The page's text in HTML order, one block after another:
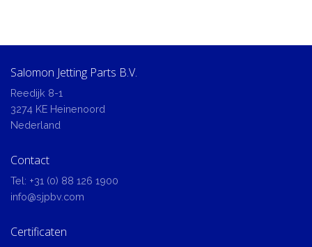
Salomon Jetting Parts B.V.
Reedijk 8-1
3274 KE Heinenoord
Nederland
Contact
Tel: +31 (0) 88 126 1900
info@sjpbv.com
Certificaten